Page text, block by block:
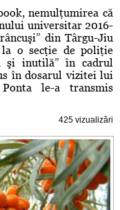
nemulţumirea că
universitar 2016-
din Târgu-Jiu
la o secţie de poliţie
şi inutilă” în cadrul
în dosarul vizitei lui
le-a transmis
425 vizualizări